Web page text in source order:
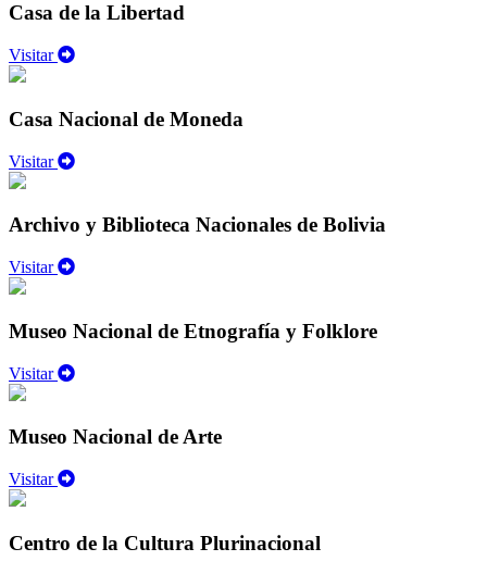
Casa de la Libertad
Visitar
Casa Nacional de Moneda
Visitar
Archivo y Biblioteca Nacionales de Bolivia
Visitar
Museo Nacional de Etnografía y Folklore
Visitar
Museo Nacional de Arte
Visitar
Centro de la Cultura Plurinacional